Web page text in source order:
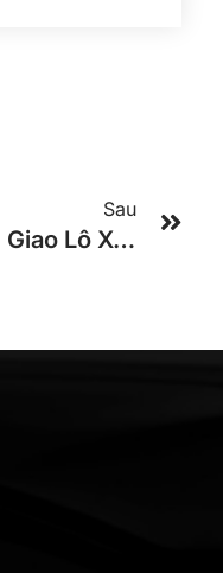
Sau
Bàn Giao Lô Xe KIA GRANBIRD 34 PHÒNG TRACOMECO 2024 Cho Nhà Xe Hùng Cường